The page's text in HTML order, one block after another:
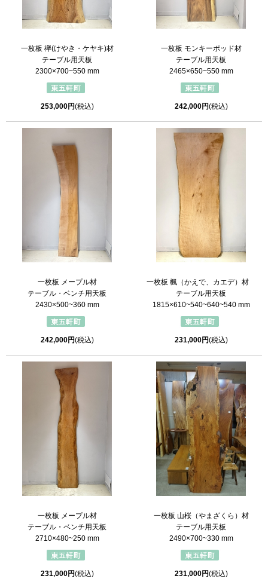
一枚板 欅(けやき・ケヤキ)材
テーブル用天板
2300×700~550 mm
253,000円(税込)
一枚板 モンキーポッド材
テーブル用天板
2465×650~550 mm
242,000円(税込)
一枚板 メープル材
テーブル・ベンチ用天板
2430×500~360 mm
242,000円(税込)
一枚板 楓（かえで、カエデ）材
テーブル用天板
1815×610~540~640~540 mm
231,000円(税込)
一枚板 メープル材
テーブル・ベンチ用天板
2710×480~250 mm
231,000円(税込)
一枚板 山桜（やまざくら）材
テーブル用天板
2490×700~330 mm
231,000円(税込)